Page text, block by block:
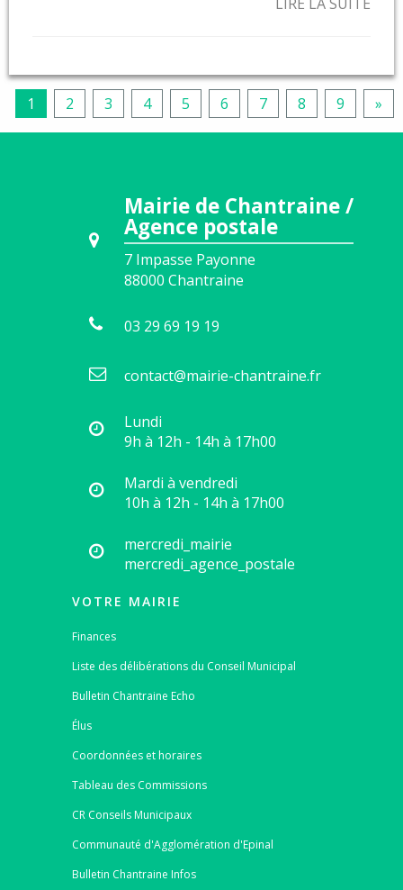
1 2 3 4 5 6 7 8 9 »
Mairie de Chantraine /
Agence postale
7 Impasse Payonne
88000 Chantraine
03 29 69 19 19
contact@mairie-chantraine.fr
Lundi
9h à 12h - 14h à 17h00
Mardi à vendredi
10h à 12h - 14h à 17h00
mercredi_mairie
mercredi_agence_postale
VOTRE MAIRIE
Finances
Liste des délibérations du Conseil Municipal
Bulletin Chantraine Echo
Élus
Coordonnées et horaires
Tableau des Commissions
CR Conseils Municipaux
Communauté d'Agglomération d'Epinal
Bulletin Chantraine Infos